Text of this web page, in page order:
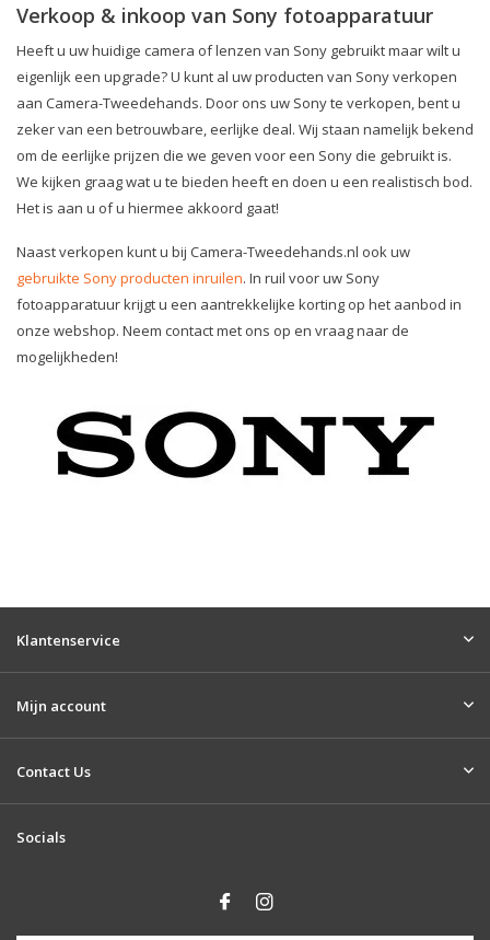
Verkoop & inkoop van Sony fotoapparatuur
Heeft u uw huidige camera of lenzen van Sony gebruikt maar wilt u
eigenlijk een upgrade? U kunt al uw producten van Sony verkopen
aan Camera-Tweedehands. Door ons uw Sony te verkopen, bent u
zeker van een betrouwbare, eerlijke deal. Wij staan namelijk bekend
om de eerlijke prijzen die we geven voor een Sony die gebruikt is.
We kijken graag wat u te bieden heeft en doen u een realistisch bod.
Het is aan u of u hiermee akkoord gaat!
Naast verkopen kunt u bij Camera-Tweedehands.nl ook uw
gebruikte Sony producten inruilen. In ruil voor uw Sony
fotoapparatuur krijgt u een aantrekkelijke korting op het aanbod in
onze webshop. Neem contact met ons op en vraag naar de
mogelijkheden!
Klantenservice
Mijn account
Contact Us
Socials